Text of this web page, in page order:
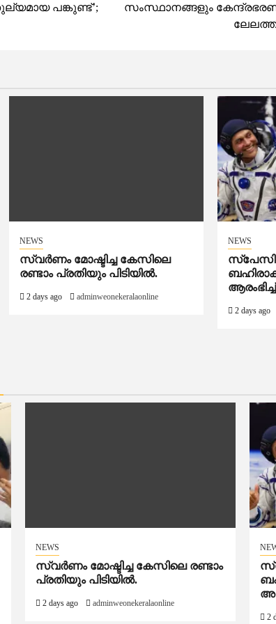
പങ്കുണ്ട്’;
സംസ്ഥാനങ്ങളും
NEWS
സ്വർണം മോഷ്ടിച്ച കേസിലെ
രണ്ടാം പ്രതിയും പിടിയിൽ.
2 days ago adminweonekeralaonline
NEWS
2 days ago
NEWS
സ്വർണം മോഷ്ടിച്ച കേസിലെ രണ്ടാം
പ്രതിയും പിടിയിൽ.
2 days ago adminweonekeralaonline
2